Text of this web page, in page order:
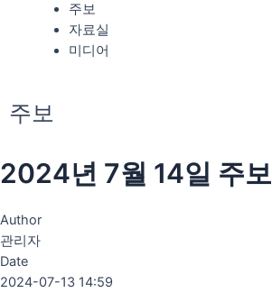
주보
자료실
미디어
주보
2024년 7월 14일 주보
Author
관리자
Date
2024-07-13 14:59